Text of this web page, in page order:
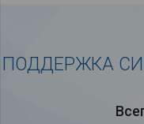
ПОДДЕРЖКА